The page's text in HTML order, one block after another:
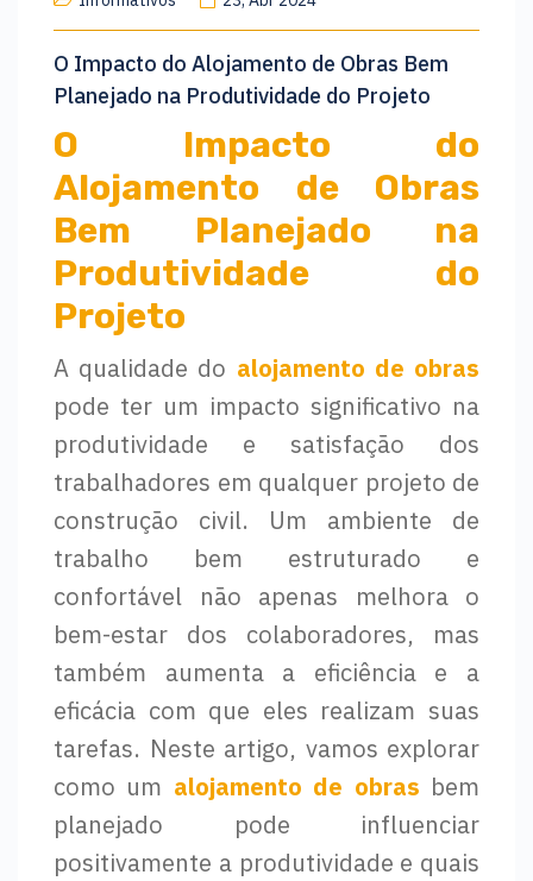
O Impacto do Alojamento de Obras Bem
Planejado na Produtividade do Projeto
O Impacto do
Alojamento de Obras
Bem Planejado na
Produtividade do
Projeto
A qualidade do alojamento de obras
pode ter um impacto significativo na
produtividade e satisfação dos
trabalhadores em qualquer projeto de
construção civil. Um ambiente de
trabalho bem estruturado e
confortável não apenas melhora o
bem-estar dos colaboradores, mas
também aumenta a eficiência e a
eficácia com que eles realizam suas
tarefas. Neste artigo, vamos explorar
como um alojamento de obras bem
planejado pode influenciar
positivamente a produtividade e quais